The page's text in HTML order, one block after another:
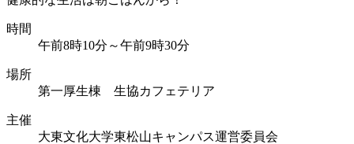
時間
午前8時10分～午前9時30分
場所
第一厚生棟 生協カフェテリア
主催
大東文化大学東松山キャンパス運営委員会